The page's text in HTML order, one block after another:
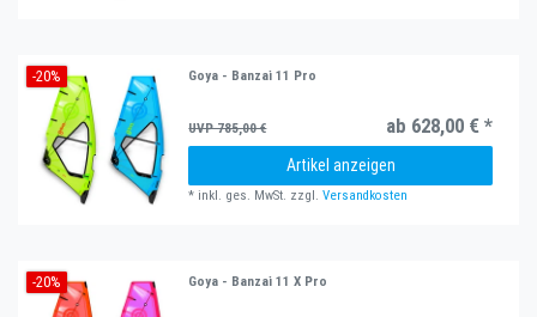
-20% Goya - Banzai 11 Pro
UVP 785,00 € ab 628,00 € *
Artikel anzeigen
* inkl. ges. MwSt. zzgl.Versandkosten
-20% Goya - Banzai 11 X Pro